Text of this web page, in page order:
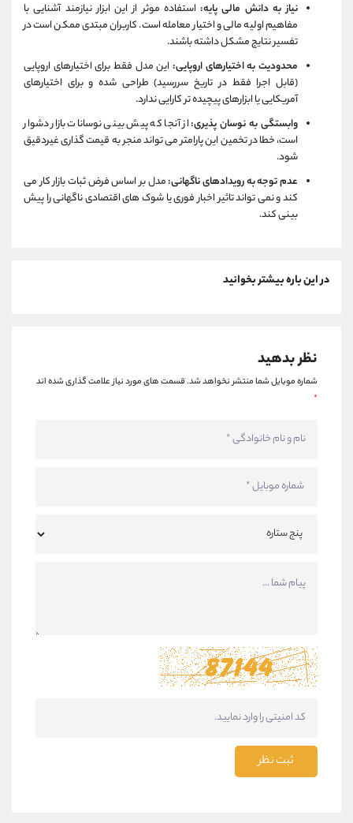
نیاز به دانش مالی پایه: استفاده موثر از این ابزار نیازمند آشنایی با
مفاهیم اولیه مالی و اختیار معامله است. کاربران مبتدی ممکن است در
تفسیر نتایج مشکل داشته باشند.
محدودیت به اختیارهای اروپایی: این مدل فقط برای اختیارهای اروپایی
(قابل اجرا فقط در تاریخ سررسید) طراحی شده و برای اختیارهای
آمریکایی یا ابزارهای پیچیده ‌تر کارایی ندارد.
وابستگی به نوسان‌ پذیری:از آنجا که پیش ‌بینی نوسانات بازار دشوار
است، خطا در تخمین این پارامتر می ‌تواند منجر به قیمت‌ گذاری غیردقیق
شود.
عدم توجه به رویدادهای ناگهانی:مدل بر اساس فرض ثبات بازار کار می
کند و نمی‌ تواند تاثیر اخبار فوری یا شوک‌ های اقتصادی ناگهانی را پیش‌
بینی کند.
در این باره بیشتر بخوانید
نظر بدهید
شماره موبایل شما منتشر نخواهد شد.قسمت های مورد نیاز علامت گذاری شده اند
*
ثبت نظر